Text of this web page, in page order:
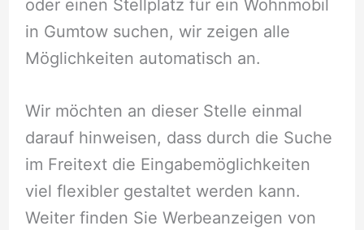
oder einen Stellplatz für ein Wohnmobil
in Gumtow suchen, wir zeigen alle
Möglichkeiten automatisch an.
Wir möchten an dieser Stelle einmal
darauf hinweisen, dass durch die Suche
im Freitext die Eingabemöglichkeiten
viel flexibler gestaltet werden kann.
Weiter finden Sie Werbeanzeigen von